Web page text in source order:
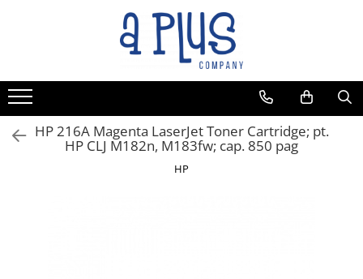
Benzi pentru etichete
Cartuse de cerneala
Cartuse toner
Colectoare toner rezidual
HP 216A Magenta LaserJet Toner Cartridge; pt.
HP CLJ M182n, M183fw; cap. 850 pag
HP